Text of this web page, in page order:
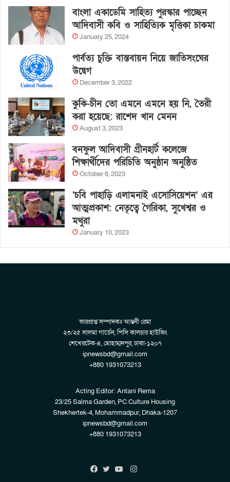
বাংলা একাডেমি সাহিত্য পুরস্কার পাচ্ছেন
আদিবাসী কবি ও সাহিত্যিক মৃত্তিকা চাকমা
January 25, 2024
পার্বত্য চুক্তি বাস্তবায়ন নিয়ে জাতিসংঘের
উদ্বেগ
December 3, 2022
কুকি-চীন তো এমনে এমনে হয় নি, তৈরী
করা হয়েছে: রাশেদ খান মেনন
August 3, 2023
বনফুল আদিবাসী গ্রীনহার্ট কলেজে
শিক্ষার্থীদের পরিচিতি অনুষ্ঠান অনুষ্ঠিত
October 8, 2023
‘চবি পাহাড়ি এলামনাই এসোসিয়েশন’ এর
আত্মপ্রকাশ: নেতৃত্বে গৈরিকা, সুখেশ্বর ও
মথুরা
January 10, 2023
ভারপ্রাপ্ত সম্পাদকঃ আন্তনী রেমা
২৩/২৫ সালমা গার্ডেন, পিসি কালচার হাউজিং
শেখেরটেক-৪, মোহাম্মদপুর, ঢাকা-১২০৭
ipnewsbd@gmail.com
+880 1931073213
Acting Editor: Antani Rema
23/25 Salma Garden, PC Culture Housing
Shekhertek-4, Mohammadpur, Dhaka-1207
ipnewsbd@gmail.com
+880 1931073213
Instagram